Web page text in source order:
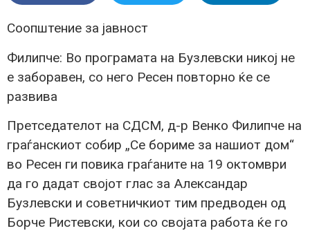
Соопштение за јавност
Филипче: Во програмата на Бузлевски никој не
е заборавен, со него Ресен повторно ќе се
развива
Претседателот на СДСМ, д-р Венко Филипче на
граѓанскиот собир „Се бориме за нашиот дом“
во Ресен ги повика граѓаните на 19 октомври
да го дадат својот глас за Александар
Бузлевски и советничкиот тим предводен од
Борче Ристевски, кои со својата работа ќе го